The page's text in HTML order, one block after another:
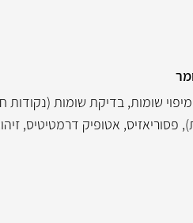
מיפוי שומות, בדיקת שומות (נקודות
, פסוריאזיס, אטופיק דרמטיטיס,